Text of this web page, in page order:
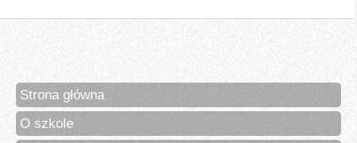
Strona główna
O szkole